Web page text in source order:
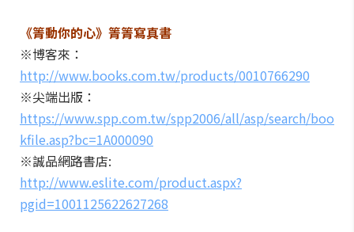
《箐動你的心》箐箐寫真書
※博客來：
http://www.books.com.tw/products/0010766290
※尖端出版：
https://www.spp.com.tw/spp2006/all/asp/search/boo
kfile.asp?bc=1A000090
※誠品網路書店:
http://www.eslite.com/product.aspx?
pgid=1001125622627268